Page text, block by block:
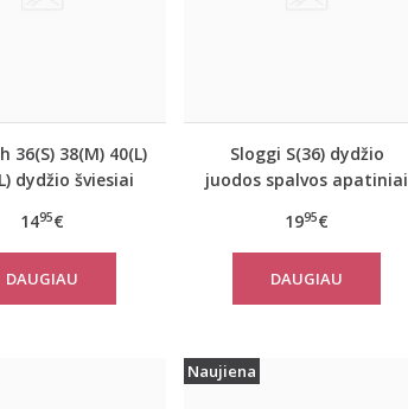
36(S) 38(M) 40(L)
dydžio šviesiai
palaidinė Mix
TOP SSL 01 X
1495€
DAUGIAU
Sloggi S(36) dydžio
juodos spalvos apatiniai
Shirt 01
1995€
DAUGIAU
Naujiena